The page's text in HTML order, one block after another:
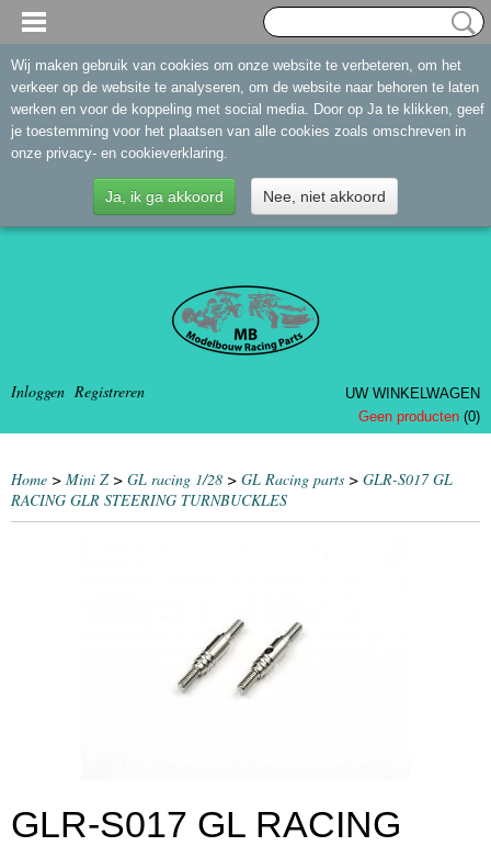
Inloggen Registreren
UW WINKELWAGEN
Geen producten (0)
Home > Mini Z> GL racing 1/28 > GL Racing parts > GLR-S017 GL
RACING GLR STEERING TURNBUCKLES
GLR-S017 GL RACING
Wij maken gebruik van cookies om onze website te verbeteren, om het
verkeer op de website te analyseren, om de website naar behoren te laten
werken en voor de koppeling met social media. Door op Ja te klikken, geef
je toestemming voor het plaatsen van alle cookies zoals omschreven in
onze privacy- en cookieverklaring.
Ja, ik ga akkoord Nee, niet akkoord